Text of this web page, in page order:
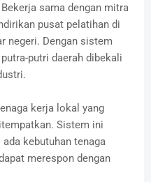
sama dengan mitra
pusat pelatihan di
negeri. Dengan sistem
putri daerah dibekali
kerja lokal yang
Sistem ini
kebutuhan tenaga
merespon dengan